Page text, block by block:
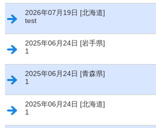
2026年07月19日 [北海道]
test
2025年06月24日 [岩手県]
1
2025年06月24日 [青森県]
1
2025年06月24日 [北海道]
1